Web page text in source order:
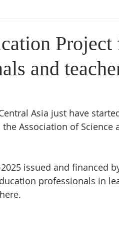
Project
and
Asia just have
Association of Science
issued and financed
professionals in